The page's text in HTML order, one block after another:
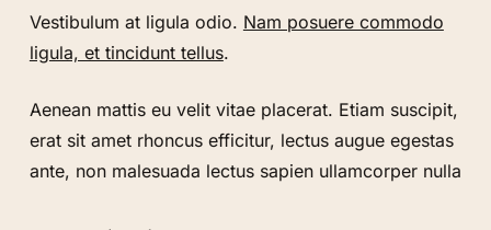
Vestibulum at ligula odio. Nam posuere commodo
ligula, et tincidunt tellus.
Aenean mattis eu velit vitae placerat. Etiam suscipit,
erat sit amet rhoncus efficitur, lectus augue egestas
ante, non malesuada lectus sapien ullamcorper nulla